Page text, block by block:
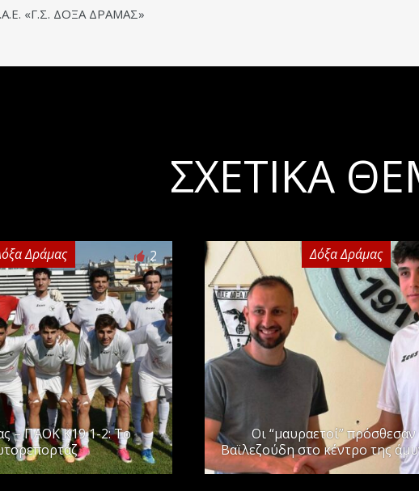
«Γ.Σ. ΔΟΞΑ ΔΡΑΜΑΣ»
ΣΧΕΤΙΚΆ
Δράμας 2
– ΠΑΟΚ Κ19 1-2: Το
Δόξα Δράμας
Οι “μαυραετοί”
Βαϊλεζούδη στο κέντρο της